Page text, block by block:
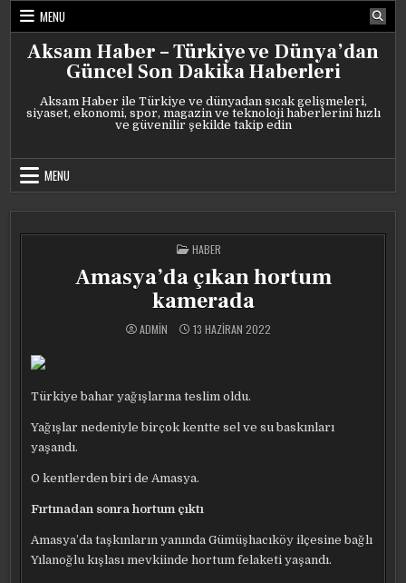
Skip
content
MENU
Aksam Haber – Türkiye ve Dünya’dan
Güncel Son Dakika Haberleri
Aksam Haber ile Türkiye ve dünyadan sıcak gelişmeleri,
siyaset, ekonomi, spor, magazin ve teknoloji haberlerini hızlı
ve güvenilir şekilde takip edin
MENU
POSTED
IN
HABER
Amasya’da çıkan hortum
kamerada
ADMIN 13 HAZIRAN 2022
Türkiye bahar yağışlarına teslim oldu.
Yağışlar nedeniyle birçok kentte sel ve su baskınları
yaşandı.
O kentlerden biri de Amasya.
Fırtınadan sonra hortum çıktı
Amasya’da taşkınların yanında Gümüşhacıköy ilçesine bağlı
Yılanoğlu kışlası mevkiinde hortum felaketi yaşandı.